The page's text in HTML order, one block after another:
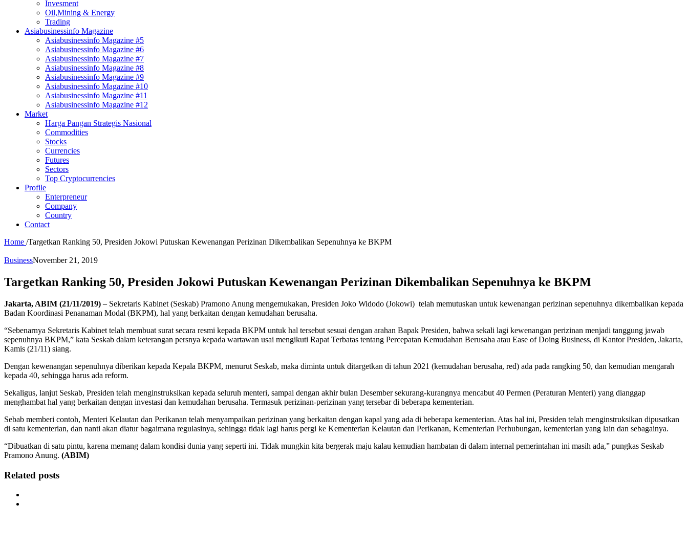
Invesment
Oil,Mining & Energy
Trading
Asiabusinessinfo Magazine
Asiabusinessinfo Magazine #5
Asiabusinessinfo Magazine #6
Asiabusinessinfo Magazine #7
Asiabusinessinfo Magazine #8
Asiabusinessinfo Magazine #9
Asiabusinessinfo Magazine #10
Asiabusinessinfo Magazine #11
Asiabusinessinfo Magazine #12
Market
Harga Pangan Strategis Nasional
Commodities
Stocks
Currencies
Futures
Sectors
Top Cryptocurrencies
Profile
Enterpreneur
Company
Country
Contact
Home /Targetkan Ranking 50, Presiden Jokowi Putuskan Kewenangan Perizinan Dikembalikan Sepenuhnya ke BKPM
BusinessNovember 21, 2019
Targetkan Ranking 50, Presiden Jokowi Putuskan Kewenangan Perizinan Dikembalikan Sepenuhnya ke BKPM
Jakarta, ABIM (21/11/2019) – Sekretaris Kabinet (Seskab) Pramono Anung mengemukakan, Presiden Joko Widodo (Jokowi) telah memutuskan untuk kewenangan perizinan sepenuhnya dikembalikan kepada
Badan Koordinasi Penanaman Modal (BKPM), hal yang berkaitan dengan kemudahan berusaha.
“Sebenarnya Sekretaris Kabinet telah membuat surat secara resmi kepada BKPM untuk hal tersebut sesuai dengan arahan Bapak Presiden, bahwa sekali lagi kewenangan perizinan menjadi tanggung jawab
sepenuhnya BKPM,” kata Seskab dalam keterangan persnya kepada wartawan usai mengikuti Rapat Terbatas tentang Percepatan Kemudahan Berusaha atau Ease of Doing Business, di Kantor Presiden, Jakarta,
Kamis (21/11) siang.
Dengan kewenangan sepenuhnya diberikan kepada Kepala BKPM, menurut Seskab, maka diminta untuk ditargetkan di tahun 2021 (kemudahan berusaha, red) ada pada rangking 50, dan kemudian mengarah
kepada 40, sehingga harus ada reform.
Sekaligus, lanjut Seskab, Presiden telah menginstruksikan kepada seluruh menteri, sampai dengan akhir bulan Desember sekurang-kurangnya mencabut 40 Permen (Peraturan Menteri) yang dianggap
menghambat hal yang berkaitan dengan investasi dan kemudahan berusaha. Termasuk perizinan-perizinan yang tersebar di beberapa kementerian.
Sebab memberi contoh, Menteri Kelautan dan Perikanan telah menyampaikan perizinan yang berkaitan dengan kapal yang ada di beberapa kementerian. Atas hal ini, Presiden telah menginstruksikan dipusatkan
di satu kementerian, dan nanti akan diatur bagaimana regulasinya, sehingga tidak lagi harus pergi ke Kementerian Kelautan dan Perikanan, Kementerian Perhubungan, kementerian yang lain dan sebagainya.
“Dibuatkan di satu pintu, karena memang dalam kondisi dunia yang seperti ini. Tidak mungkin kita bergerak maju kalau kemudian hambatan di dalam internal pemerintahan ini masih ada,” pungkas Seskab
Pramono Anung. (ABIM)
Related posts